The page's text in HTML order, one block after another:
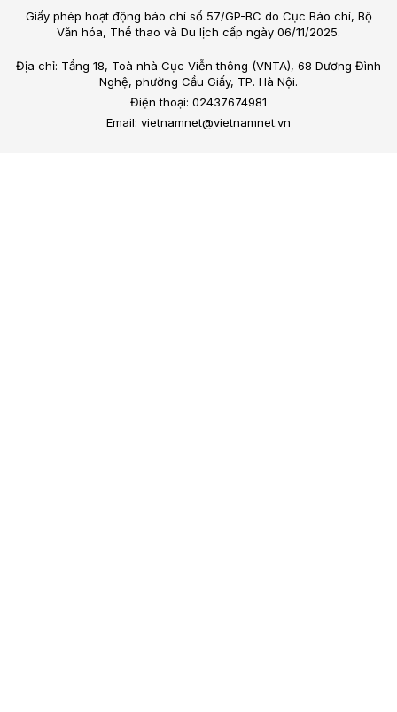
Giấy phép hoạt động báo chí số 57/GP-BC do Cục Báo chí, Bộ
Văn hóa, Thể thao và Du lịch cấp ngày 06/11/2025.
Địa chỉ: Tầng 18, Toà nhà Cục Viễn thông (VNTA), 68 Dương Đình
Nghệ, phường Cầu Giấy, TP. Hà Nội.
Điện thoại: 02437674981
Email: vietnamnet@vietnamnet.vn